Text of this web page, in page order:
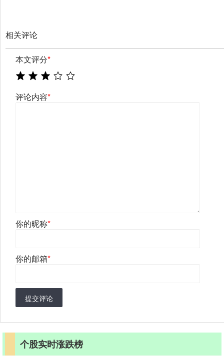
相关评论
本文评分*
评论内容*
你的昵称*
你的邮箱*
提交评论
个股实时涨跌榜